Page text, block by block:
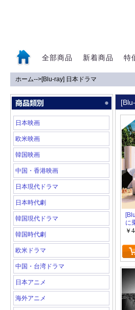
全部商品 新着商品 特
ホーム-->[Blu-ray] 日本ドラマ
日本映画
欧米映画
韓国映画
中国・香港映画
日本現代ドラマ
日本時代劇
韓国現代ドラマ
韓国時代劇
欧米ドラマ
中国・台湾ドラマ
日本アニメ
海外アニメ
に
￥
0